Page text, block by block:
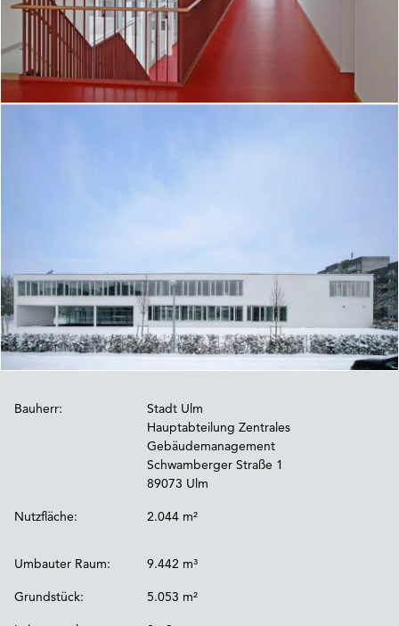
Bauherr:
Stadt Ulm
Hauptabteilung Zentrales
Gebäudemanagement
Schwamberger Straße 1
89073 Ulm
Nutzfläche: 2.044 m²
Umbauter Raum: 9.442 m³
Grundstück: 5.053 m²